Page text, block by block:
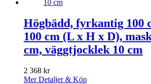
Högbädd, fyrkantig 100
100 cm (L x H x D),
cm, väggtjocklek 10 cm
2 368 kr
Mer Detaljer & Köp